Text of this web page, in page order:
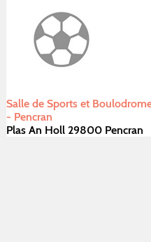
Salle de Sports et
- Pencran
Plas An Holl 29800 Pencran